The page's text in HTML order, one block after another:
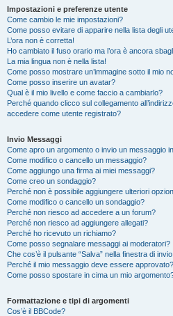
Impostazioni e preferenze utente
Come cambio le mie impostazioni?
Come posso evitare di apparire nella lista degli
L’ora non è corretta!
Ho cambiato il fuso orario ma l’ora è ancora
La mia lingua non è nella lista!
Come posso mostrare un’immagine sotto il mio
Come posso inserire un avatar?
Qual è il mio livello e come faccio a cambiarlo?
Perché quando clicco sul collegamento
accedere come utente registrato?
Invio Messaggi
Come apro un argomento o invio un messaggio
Come modifico o cancello un messaggio?
Come aggiungo una firma ai miei messaggi?
Come creo un sondaggio?
Perché non è possibile aggiungere ulteriori
Come modifico o cancello un sondaggio?
Perché non riesco ad accedere a un forum?
Perché non riesco ad aggiungere allegati?
Perché ho ricevuto un richiamo?
Come posso segnalare messaggi ai moderatori?
Che cos’è il pulsante “Salva” nella finestra di
Perché il mio messaggio deve essere approvato?
Come posso spostare in cima un mio
Formattazione e tipi di argomenti
Cos’è il BBCode?